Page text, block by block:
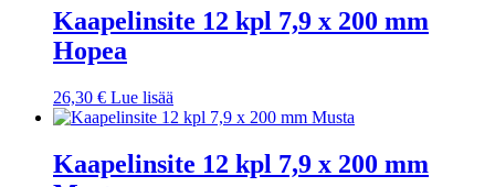
Kaapelinsite 12 kpl 7,9 x 200 mm
Hopea
26,30 € Lue lisää
Kaapelinsite 12 kpl 7,9 x 200 mm